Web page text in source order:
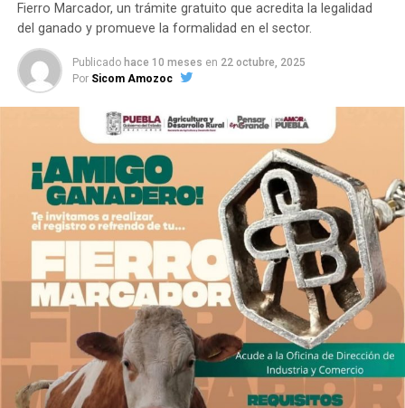
Fierro Marcador, un trámite gratuito que acredita la legalidad
del ganado y promueve la formalidad en el sector.
Publicado hace 10 meses en 22 octubre, 2025
Por Sicom Amozoc